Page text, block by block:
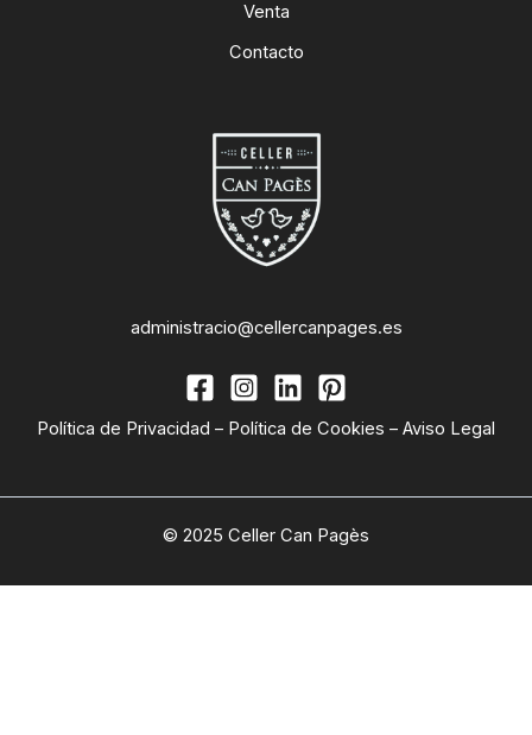
Venta
Contacto
administracio@cellercanpages.es
Política de Privacidad – Política de Cookies – Aviso Legal
© 2025 Celler Can Pagès